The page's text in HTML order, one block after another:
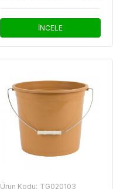
İNCELE
Ürün Kodu: TG020103